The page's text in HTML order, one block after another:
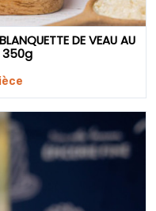
DE VEAU AU
350g